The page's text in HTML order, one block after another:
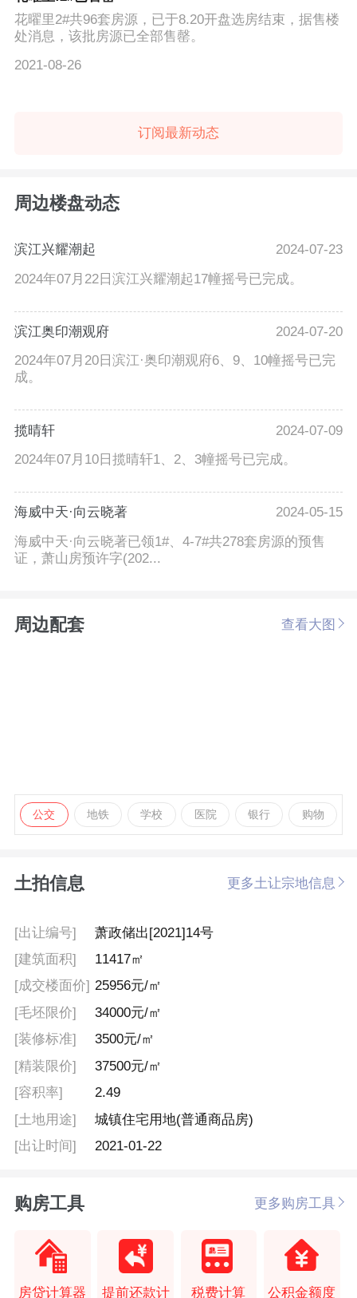
花曜里2#共96套房源，已于8.20开盘选房结束，据售楼
处消息，该批房源已全部售罄。
2021-08-26
订阅最新动态
周边楼盘动态
滨江兴耀潮起
2024-07-23
2024年07月22日滨江兴耀潮起17幢摇号已完成。
滨江奥印潮观府
2024-07-20
2024年07月20日滨江·奥印潮观府6、9、10幢摇号已完
成。
揽晴轩
2024-07-09
2024年07月10日揽晴轩1、2、3幢摇号已完成。
海威中天·向云晓著
2024-05-15
海威中天·向云晓著已领1#、4-7#共278套房源的预售
证，萧山房预许字(202...
周边配套 查看大图
公交 地铁 学校 医院 银行 购物
土拍信息 更多土让宗地信息
[出让编号]
萧政储出[2021]14号
[建筑面积]
11417㎡
[成交楼面价] 25956元/㎡
[毛坯限价]
34000元/㎡
[装修标准]
3500元/㎡
[精装限价]
37500元/㎡
[容积率]
2.49
[土地用途]
城镇住宅用地(普通商品房)
[出让时间]
2021-01-22
购房工具 更多购房工具
房贷计算器 提前还款计 税费计算 公积金额度